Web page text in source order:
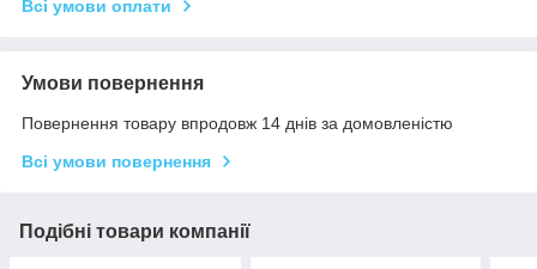
Всі умови оплати
Умови повернення
Повернення товару впродовж 14 днів за домовленістю
Всі умови повернення
Подібні товари компанії